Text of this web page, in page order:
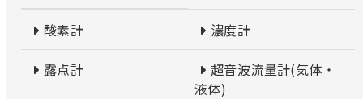
酸素計 濃度計
露点計
超音波流量計(気体・
液体)